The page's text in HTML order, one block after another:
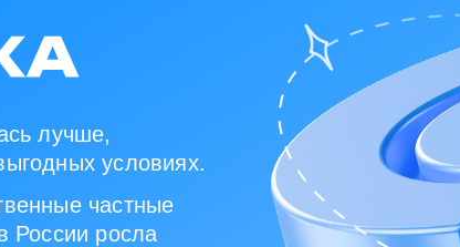
лучше,
условиях.
частные
России росла